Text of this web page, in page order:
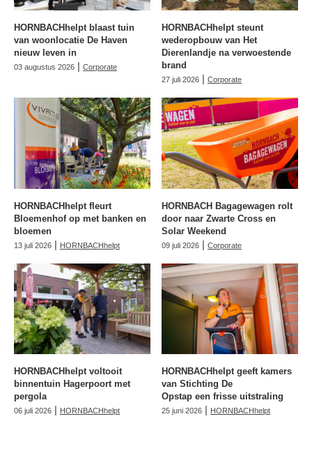
HORNBACHhelpt blaast tuin
van woonlocatie De Haven
nieuw leven in
03 augustus 2026 | Corporate
HORNBACHhelpt steunt
wederopbouw van Het
Dierenlandje na verwoestende
brand
27 juli 2026 | Corporate
HORNBACHhelpt fleurt
Bloemenhof op met banken en
bloemen
13 juli 2026 | HORNBACHhelpt
HORNBACH Bagagewagen rolt
door naar Zwarte Cross en
Solar Weekend
09 juli 2026 | Corporate
HORNBACHhelpt voltooit
binnentuin Hagerpoort met
pergola
06 juli 2026 | HORNBACHhelpt
HORNBACHhelpt geeft kamers
van Stichting De
Opstap een frisse uitstraling
25 juni 2026 | HORNBACHhelpt